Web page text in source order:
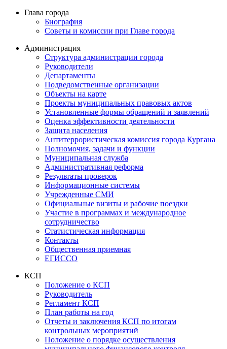
Глава города
Биография
Советы и комиссии при Главе города
Администрация
Структура администрации города
Руководители
Департаменты
Подведомственные организации
Объекты на карте
Проекты муниципальных правовых актов
Установленные формы обращений и заявлений
Оценка эффективности деятельности
Защита населения
Антитеррористическая комиссия города Кургана
Полномочия, задачи и функции
Муниципальная служба
Административная реформа
Результаты проверок
Информационные системы
Учрежденные СМИ
Официальные визиты и рабочие поездки
Участие в программах и международное
сотрудничество
Статистическая информация
Контакты
Общественная приемная
ЕГИССО
КСП
Положение о КСП
Руководитель
Регламент КСП
План работы на год
Отчеты и заключения КСП по итогам
контрольных мероприятий
Положение о порядке осуществления